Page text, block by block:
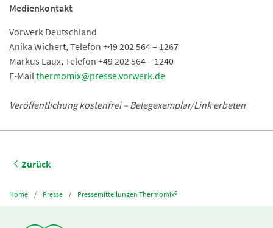
Medienkontakt
Vorwerk Deutschland
Anika Wichert, Telefon +49 202 564 – 1267
Markus Laux, Telefon +49 202 564 – 1240
E-Mail thermomix@presse.vorwerk.de
Veröffentlichung kostenfrei – Belegexemplar/Link erbeten
Zurück
Home Presse Pressemitteilungen Thermomix®